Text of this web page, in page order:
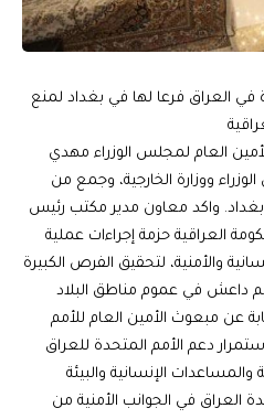
في العراق فرعا لها في بغداد لمنع
العام لمجلس الوزراء مهدي
ووزارة الخارجية، وجمع من
بغداد. واكد معاون مدير مكتب رئيس
العراقية حزمة إجراءات عملية
والأمنية، لتحقيق الفرص الكبيرة
داعش في عموم مناطق البلاد
عن مبعوث الأمين العام للأمم
دعم الأمم المتحدة للعراق
الإنسانية والبيئة
العراق في الجوانب الأمنية من